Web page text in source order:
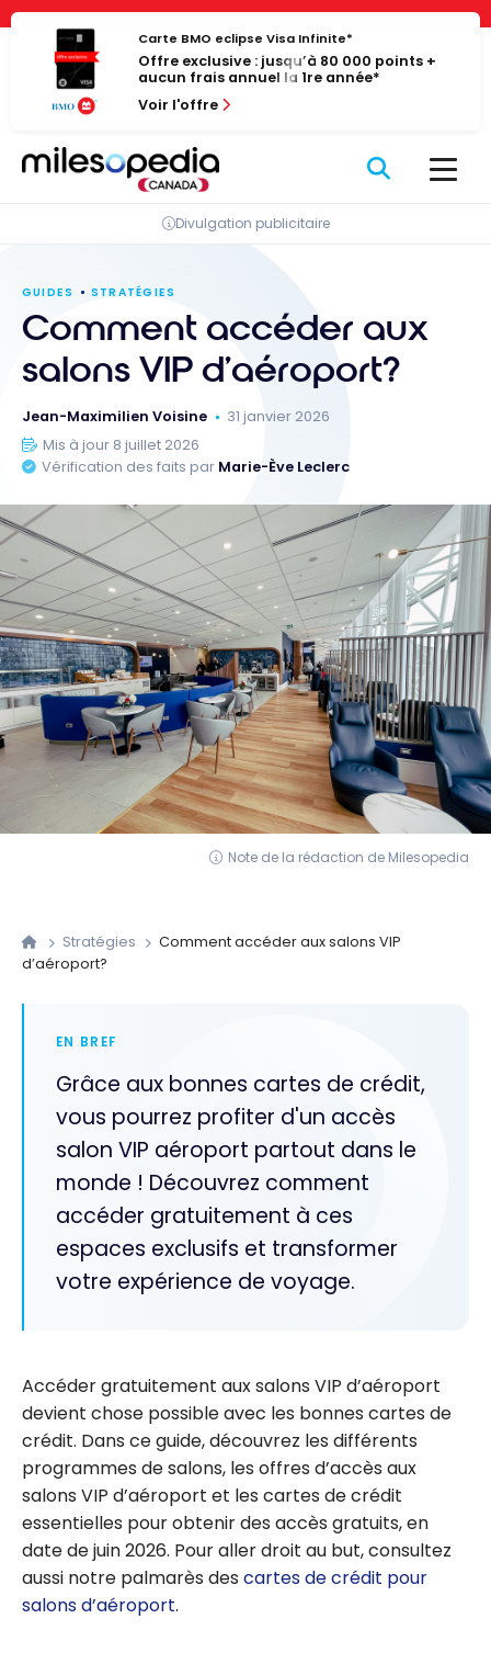
Panneau de gestion des cookies
Passer
contenu
Carte BMO eclipse Visa Infinite*
Offre exclusive : jusqu’à 80 000 points +
aucun frais annuel la 1re année*
Voir l'offre
Divulgation publicitaire
GUIDES STRATÉGIES
Comment accéder aux
salons VIP d’aéroport?
Jean-Maximilien Voisine
31 janvier 2026
Mis à jour 8 juillet 2026
Vérification des faits par Marie-Ève Leclerc
Note de la rédaction de Milesopedia
Stratégies
Comment accéder aux salons VIP
d’aéroport?
EN BREF
Grâce aux bonnes cartes de crédit,
vous pourrez profiter d'un accès
salon VIP aéroport partout dans le
monde ! Découvrez comment
accéder gratuitement à ces
espaces exclusifs et transformer
votre expérience de voyage.
Accéder gratuitement aux salons VIP d’aéroport
devient chose possible avec les bonnes cartes de
crédit. Dans ce guide, découvrez les différents
programmes de salons, les offres d’accès aux
salons VIP d’aéroport et les cartes de crédit
essentielles pour obtenir des accès gratuits, en
date de juin 2026. Pour aller droit au but, consultez
aussi notre palmarès des cartes de crédit pour
salons d’aéroport.